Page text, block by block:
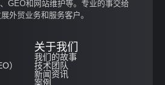
GEO和网站维护等。专业的事交给
外贸业务和服务客户。
）
关于我们
我们的故事
技术团队
新闻资讯
案例